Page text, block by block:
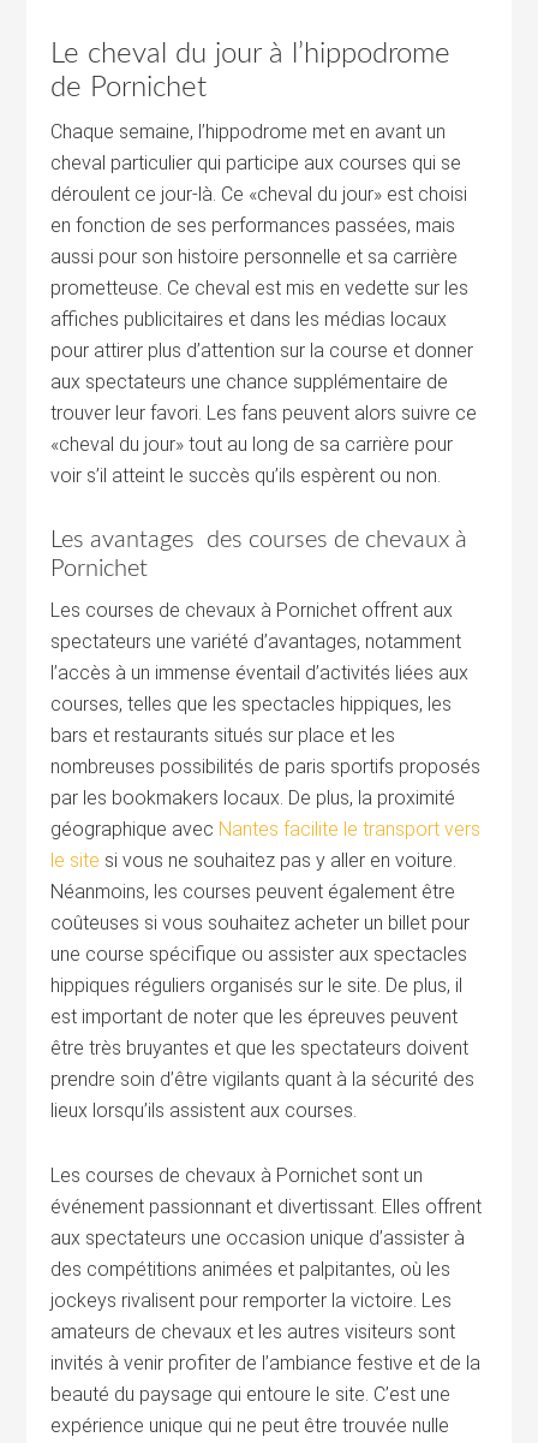
Le cheval du jour à l’hippodrome
de Pornichet
Chaque semaine, l’hippodrome met en avant un
cheval particulier qui participe aux courses qui se
déroulent ce jour-là. Ce «cheval du jour» est choisi
en fonction de ses performances passées, mais
aussi pour son histoire personnelle et sa carrière
prometteuse. Ce cheval est mis en vedette sur les
affiches publicitaires et dans les médias locaux
pour attirer plus d’attention sur la course et donner
aux spectateurs une chance supplémentaire de
trouver leur favori. Les fans peuvent alors suivre ce
«cheval du jour» tout au long de sa carrière pour
voir s’il atteint le succès qu’ils espèrent ou non.
Les avantages des courses de chevaux à
Pornichet
Les courses de chevaux à Pornichet offrent aux
spectateurs une variété d’avantages, notamment
l’accès à un immense éventail d’activités liées aux
courses, telles que les spectacles hippiques, les
bars et restaurants situés sur place et les
nombreuses possibilités de paris sportifs proposés
par les bookmakers locaux. De plus, la proximité
géographique avec Nantes facilite le transport vers
le site si vous ne souhaitez pas y aller en voiture.
Néanmoins, les courses peuvent également être
coûteuses si vous souhaitez acheter un billet pour
une course spécifique ou assister aux spectacles
hippiques réguliers organisés sur le site. De plus, il
est important de noter que les épreuves peuvent
être très bruyantes et que les spectateurs doivent
prendre soin d’être vigilants quant à la sécurité des
lieux lorsqu’ils assistent aux courses.
Les courses de chevaux à Pornichet sont un
événement passionnant et divertissant. Elles offrent
aux spectateurs une occasion unique d’assister à
des compétitions animées et palpitantes, où les
jockeys rivalisent pour remporter la victoire. Les
amateurs de chevaux et les autres visiteurs sont
invités à venir profiter de l’ambiance festive et de la
beauté du paysage qui entoure le site. C’est une
expérience unique qui ne peut être trouvée nulle